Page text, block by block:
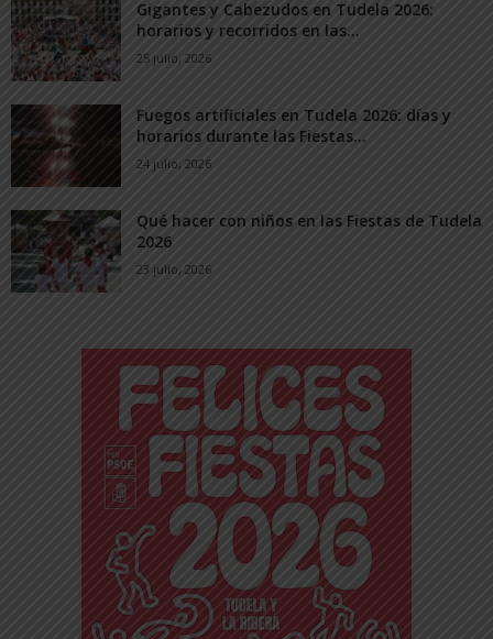
Gigantes y Cabezudos en Tudela 2026:
horarios y recorridos en las...
25 julio, 2026
Fuegos artificiales en Tudela 2026: días y
horarios durante las Fiestas...
24 julio, 2026
Qué hacer con niños en las Fiestas de Tudela
2026
23 julio, 2026